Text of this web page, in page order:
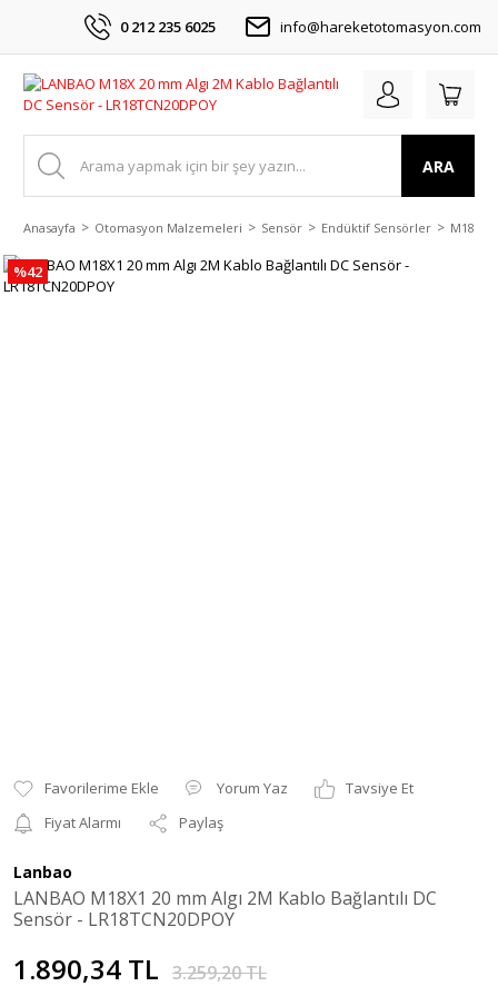
0 212 235 6025 info@hareketotomasyon.com
ARA
Anasayfa Otomasyon Malzemeleri Sensör Endüktif Sensörler M18
%42
Yorum Yaz
Tavsiye Et
Fiyat Alarmı
Paylaş
Lanbao
LANBAO M18X1 20 mm Algı 2M Kablo Bağlantılı DC
Sensör - LR18TCN20DPOY
1.890,34 TL 3.259,20 TL